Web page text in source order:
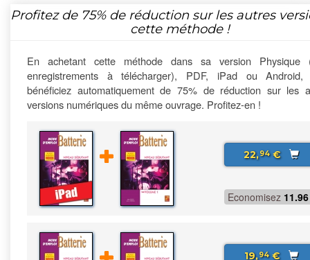
Profitez de 75%de réduction sur les autres
cette méthode !
En achetant cette méthode dans sa version Physique
enregistrements à télécharger), PDF, iPad ou Android,
bénéficiez automatiquement de 75% de réduction sur les
versions numériques du même ouvrage. Profitez-en !
22,94€
Economisez 11.96
19,94€